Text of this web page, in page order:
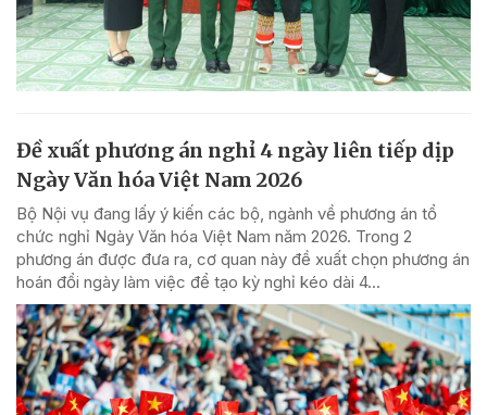
Đề xuất phương án nghỉ 4 ngày liên tiếp dịp
Ngày Văn hóa Việt Nam 2026
Bộ Nội vụ đang lấy ý kiến các bộ, ngành về phương án tổ
chức nghỉ Ngày Văn hóa Việt Nam năm 2026. Trong 2
phương án được đưa ra, cơ quan này đề xuất chọn phương án
hoán đổi ngày làm việc để tạo kỳ nghỉ kéo dài 4...